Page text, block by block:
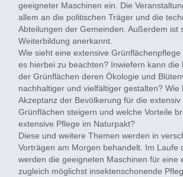
geeigneter Maschinen ein. Die
allem an die politischen Träger und die
Abteilungen der Gemeinden. Außerdem ist
Weiterbildung anerkannt.
Wie sieht eine extensive
es hierbei zu beachten? Inwiefern kann die
der Grünflächen deren Ökologie und
nachhaltiger und vielfältiger gestalten? Wie
Akzeptanz der Bevölkerung für die extensiv
Grünflächen steigern und welche Vorteile
extensive Pflege im Naturpakt?
Diese und weitere Themen werden in
Vorträgen am Morgen behandelt. Im Laufe
werden die geeigneten Maschinen für eine
zugleich möglichst insektenschonende